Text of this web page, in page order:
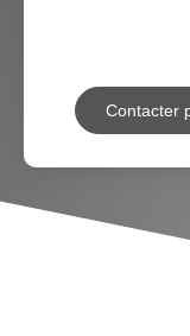
Contacter